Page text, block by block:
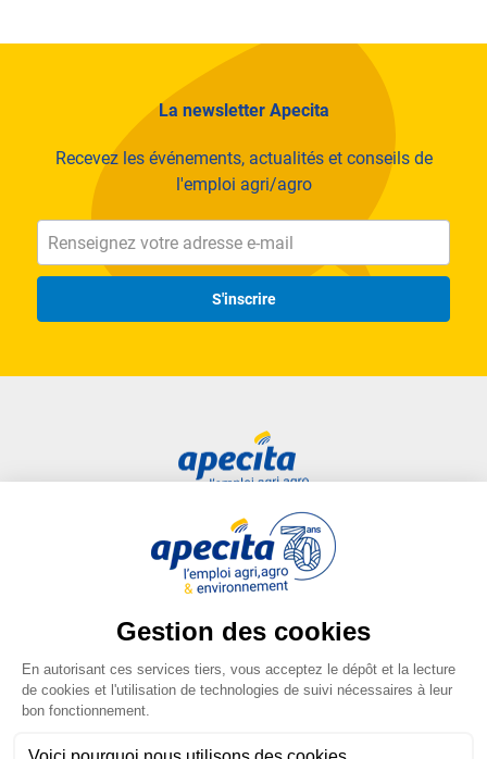
La newsletter Apecita
Recevez les événements, actualités et conseils de
l'emploi agri/agro
S'inscrire
Entreprise
Centre de formation
Liens utiles
Plan du site
FAQ